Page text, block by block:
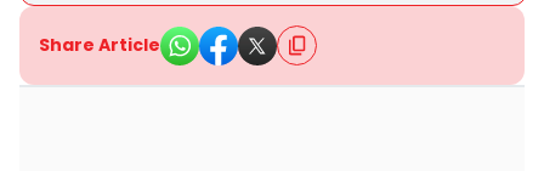
Share Article